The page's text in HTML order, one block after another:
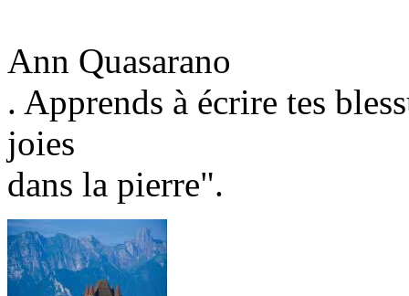
Ann Quasarano
. Apprends à écrire tes
joies
dans la pierre".